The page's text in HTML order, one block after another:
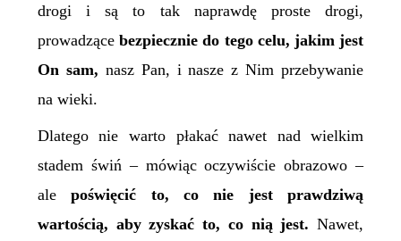
drogi i są to tak naprawdę proste drogi,
prowadzącebezpiecznie do tego celu, jakim jest
On sam, nasz Pan, i nasze z Nim przebywanie
na wieki.
Dlatego nie warto płakać nawet nad wielkim
stadem świń – mówiąc oczywiście obrazowo –
alepoświęcić to, co nie jest prawdziwą
wartością, aby zyskać to, co nią jest. Nawet,